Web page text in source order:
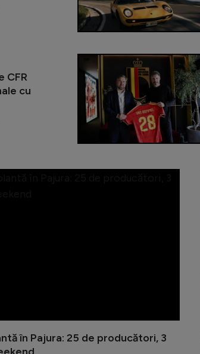
CFR
cu
în Pajura: 25 de producători, 3